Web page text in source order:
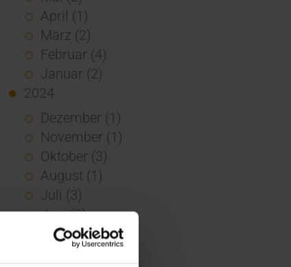
April (1)
März (2)
Februar (4)
Januar (2)
2024
Dezember (1)
November (1)
Oktober (3)
August (1)
Juli (3)
Juni (3)
Mai (7)
April (4)